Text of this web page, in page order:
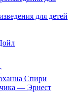
для детей
Спири
― Эрнест